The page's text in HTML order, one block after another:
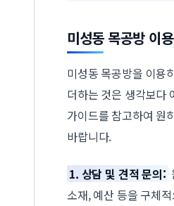
미성동 목공방 이
미성동 목공방을 이용
더하는 것은 생각보다
가이드를 참고하여 원
바랍니다.
1. 상담 및 견적 문의:
소재, 예산 등을 구체